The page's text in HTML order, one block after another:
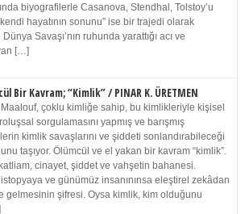
biyografilerle Casanova, Stendhal, Tolstoy’u
hayatının sonunu” ise bir trajedi olarak
Savaşı’nın ruhunda yarattığı acı ve
[…]
Bir Kavram; “Kimlik” / PINAR K. ÜRETMEN
çoklu kimliğe sahip, bu kimlikleriyle kişisel
sorgulamasını yapmış ve barışmış
kimlik savaşlarını ve şiddeti sonlandırabileceği
taşıyor. Ölümcül ve el yakan bir kavram “kimlik”.
cinayet, şiddet ve vahşetin bahanesi.
ve günümüz insanınınsa eleştirel zekâdan
gelmesinin şifresi. Oysa kimlik, kim olduğunu